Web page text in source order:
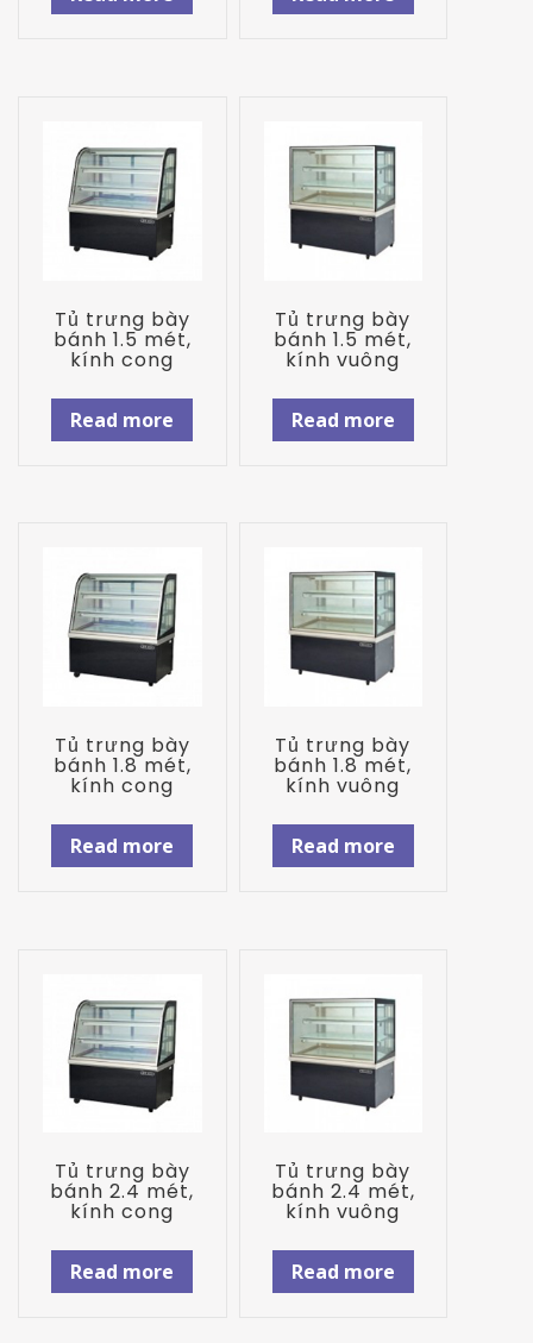
Tủ trưng bày
bánh 1.5 mét,
kính cong
Read more
Tủ trưng bày
bánh 1.5 mét,
kính vuông
Read more
Tủ trưng bày
bánh 1.8 mét,
kính cong
Read more
Tủ trưng bày
bánh 1.8 mét,
kính vuông
Read more
Tủ trưng bày
bánh 2.4 mét,
kính cong
Read more
Tủ trưng bày
bánh 2.4 mét,
kính vuông
Read more